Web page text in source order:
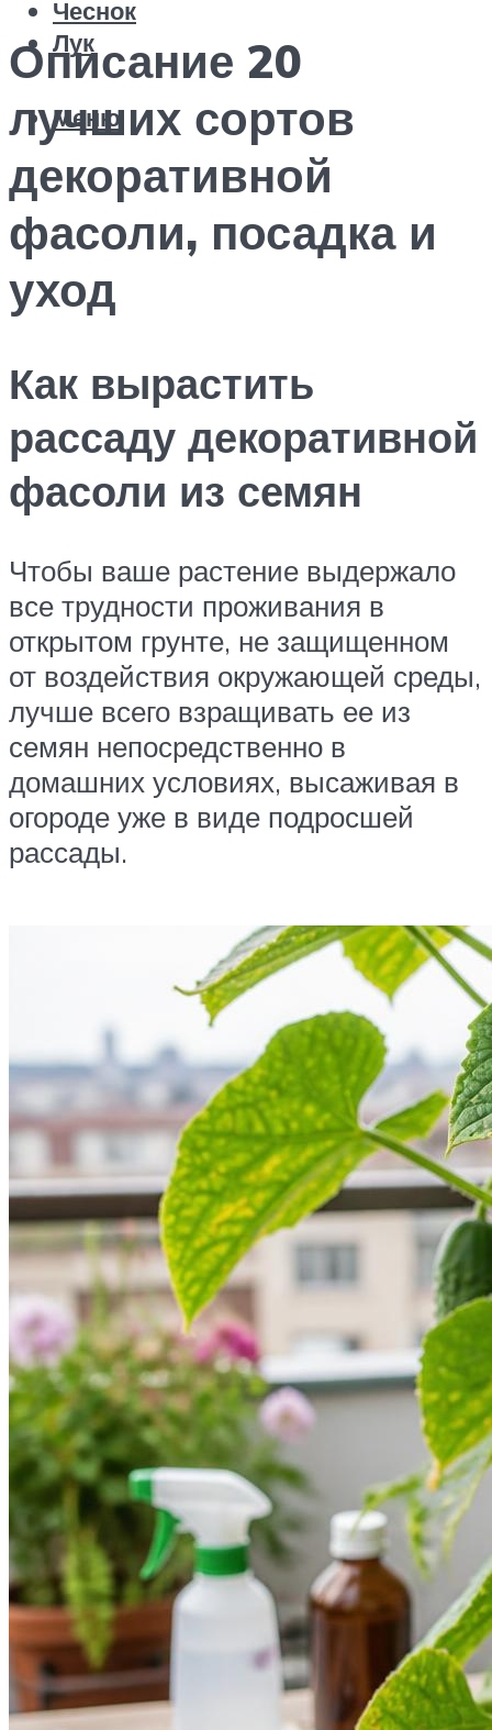
Чеснок
Лук
Меню
Описание 20
лучших сортов
декоративной
фасоли, посадка и
уход
Как вырастить
рассаду декоративной
фасоли из семян
Чтобы ваше растение выдержало
все трудности проживания в
открытом грунте, не защищенном
от воздействия окружающей среды,
лучше всего взращивать ее из
семян непосредственно в
домашних условиях, высаживая в
огороде уже в виде подросшей
рассады.